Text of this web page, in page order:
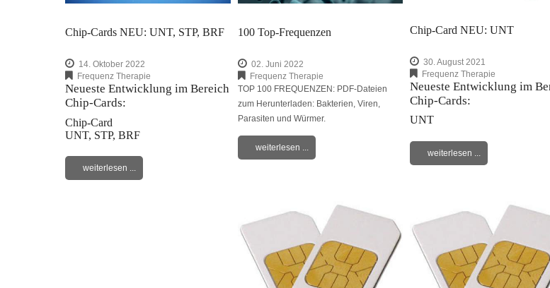
Chip-Cards NEU: UNT, STP, BRF
14. Oktober 2022
Frequenz Therapie
Neueste Entwicklung im Bereich
Chip-Cards:
Chip-Card
UNT, STP, BRF
weiterlesen ...
100 Top-Frequenzen
02. Juni 2022
Frequenz Therapie
TOP 100 FREQUENZEN: PDF-Dateien
zum Herunterladen: Bakterien, Viren,
Parasiten und Würmer.
weiterlesen ...
Chip-Card NEU: UNT
30. August 2021
Frequenz Therapie
Neueste Entwicklung im
Chip-Cards:
UNT
weiterlesen ...